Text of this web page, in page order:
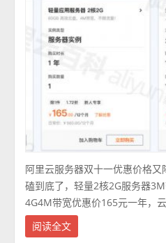
阿里云服务器双十一优惠价格
磕到底了，轻量2核2G服务器
4G4M带宽优惠价165元一年，
阅读全文